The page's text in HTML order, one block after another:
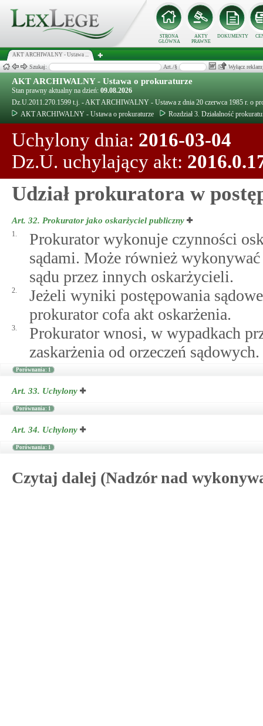
STRONA
GŁÓWNA
AKTY
PRAWNE
DOKUMENTY
AKT ARCHIWALNY - Ustawa ...
Szukaj: Art./§ Wyłącz
AKT ARCHIWALNY - Ustawa o prokuraturze
Stan prawny aktualny na dzień: 09.08.2026
Dz.U.2011.270.1599 t.j. - AKT ARCHIWALNY - Ustawa z dnia 20 czerwca 1985 r. o
AKT ARCHIWALNY - Ustawa o prokuraturze
Rozdział 3. Działalność
Uchylony dnia: 2016-03-04
Dz.U. uchylający akt:
Udział prokuratora w
Art. 32. Prokurator jako oskarżyciel publiczny
1.
Prokurator wykonuje czynności
sądami. Może również
sądu przez innych oskarżycieli.
2.
Jeżeli wyniki postępowania
prokurator cofa akt oskarżenia.
3.
Prokurator wnosi, w wypadkach
zaskarżenia od orzeczeń sądowych.
Porównania: 1
Art. 33. Uchylony
Porównania: 1
Art. 34. Uchylony
Porównania: 1
Czytaj dalej (Nadzór nad